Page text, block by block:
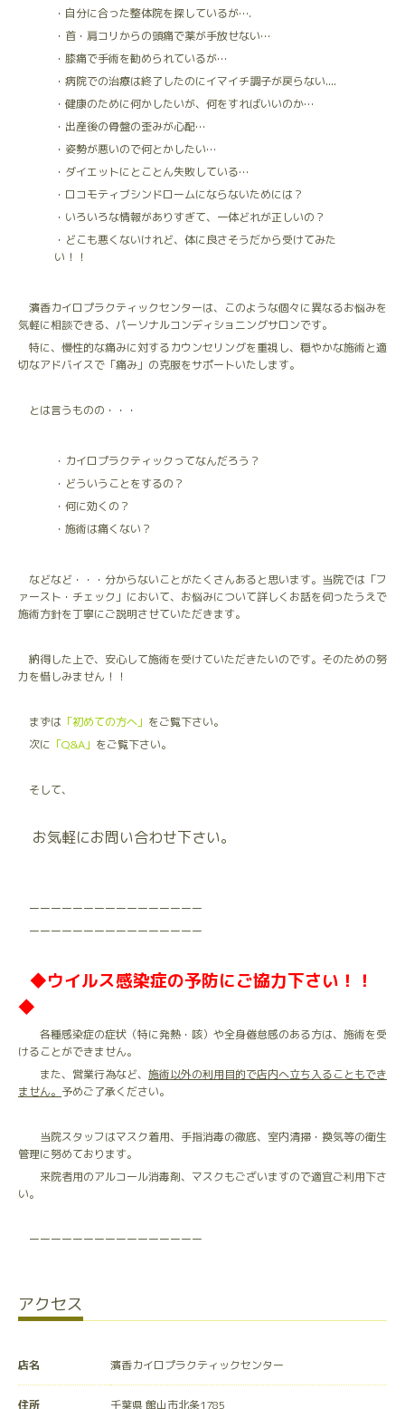
・自分に合った整体院を探しているが….
・首・肩コリからの頭痛で薬が手放せない…
・膝痛で手術を勧められているが…
・病院での治療は終了したのにイマイチ調子が戻らない....
・健康のために何かしたいが、何をすればいいのか…
・出産後の骨盤の歪みが心配…
・姿勢が悪いので何とかしたい…
・ダイエットにとことん失敗している…
・ロコモティブシンドロームにならないためには？
・いろいろな情報がありすぎて、一体どれが正しいの？
・どこも悪くないけれど、体に良さそうだから受けてみた
い！！
濱香カイロプラクティックセンターは、このような個々に異なるお悩みを
気軽に相談できる、パーソナルコンディショニングサロンです。
特に、慢性的な痛みに対するカウンセリングを重視し、穏やかな施術と適
切なアドバイスで「痛み」の克服をサポートいたします。
とは言うものの・・・
・カイロプラクティックってなんだろう？
・どういうことをするの？
・何に効くの？
・施術は痛くない？
などなど・・・分からないことがたくさんあると思います。当院では「フ
ァースト・チェック」において、お悩みについて詳しくお話を伺ったうえで
施術方針を丁寧にご説明させていただきます。
納得した上で、安心して施術を受けていただきたいのです。そのための努
力を惜しみません！！
まずは 「初めての方へ」 をご覧下さい。
次に 「Q&A」 をご覧下さい。
そして、
お気軽にお問い合わせ下さい。
ーーーーーーーーーーーーーーーー
ーーーーーーーーーーーーーーーー
◆ウイルス感染症の予防にご協力下さい！！
◆
各種感染症の症状（特に発熱・咳）や全身倦怠感のある方は、施術を受
けることができません。
また、営業行為など、 施術以外の利用目的で店内へ立ち入ることもでき
ません。 予めご了承ください。
当院スタッフはマスク着用、手指消毒の徹底、室内清掃・換気等の衛生
管理に努めております。
来院者用のアルコール消毒剤、マスクもございますので適宜ご利用下さ
い。
ーーーーーーーーーーーーーーーー
アクセス
店名 濱香カイロプラクティックセンター
住所 千葉県 館山市北条1785